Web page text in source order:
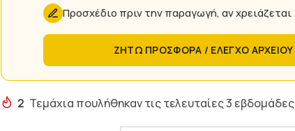
Προσχέδιο πριν την παραγωγή, αν χρειάζεται
ΖΗΤΩ ΠΡΟΣΦΟΡΑ / ΕΛΕΓΧΟ ΑΡΧΕΙΟΥ
2 Τεμάχια πουλήθηκαν τις τελευταίες 3 εβδομάδες